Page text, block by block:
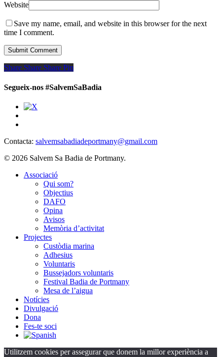
Website
Save my name, email, and website in this browser for the next
time I comment.
Share
Share Share Share Pin
Segueix-nos #SalvemSaBadia
Contacta: salvemsabadiadeportmany@gmail.com
© 2026 Salvem Sa Badia de Portmany.
Close
Associació
Qui som?
Objectius
DAFO
Opina
Avisos
Memòria d’activitat
Projectes
Custòdia marina
Adhesius
Voluntaris
Bussejadors voluntaris
Festival Badia de Portmany
Mesa de l’aigua
Notícies
Divulgació
Dona
Fes-te soci
Utilitzem cookies per assegurar que donem la millor experiència a